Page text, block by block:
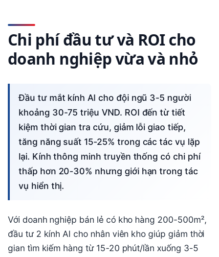
Chi phí đầu tư và ROI cho
doanh nghiệp vừa và nhỏ
Đầu tư mắt kính AI cho đội ngũ 3-5 người
khoảng 30-75 triệu VND. ROI đến từ tiết
kiệm thời gian tra cứu, giảm lỗi giao tiếp,
tăng năng suất 15-25% trong các tác vụ lặp
lại. Kính thông minh truyền thống có chi phí
thấp hơn 20-30% nhưng giới hạn trong tác
vụ hiển thị.
Với doanh nghiệp bán lẻ có kho hàng 200-500m²,
đầu tư 2 kính AI cho nhân viên kho giúp giảm thời
gian tìm kiếm hàng từ 15-20 phút/lần xuống 3-5